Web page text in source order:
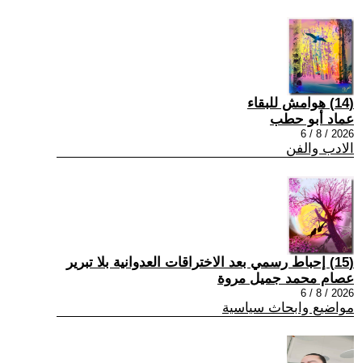
(14) هوامش للبقاء
عماد أبو حطب
2026 / 8 / 6
الادب والفن
(15) إحباط رسمي بعد الاختراقات العدوانية بلا تبرير
عصام محمد جميل مروة
2026 / 8 / 6
مواضيع وابحاث سياسية